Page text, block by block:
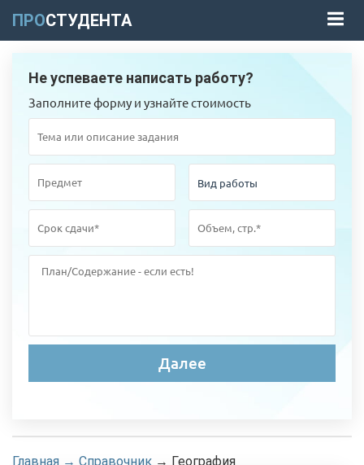
ПРОСТУДЕНТА
Не успеваете написать работу?
Заполните форму и узнайте стоимость
Главная → Справочник → География